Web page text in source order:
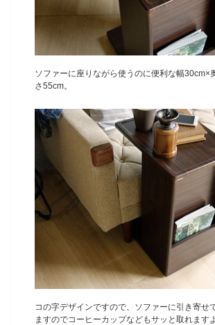
ソファーに座りながら使うのに便利な幅30cm×
さ55cm。
コの字デザインですので、ソファーに引き寄せ
ますのでコーヒーカップなどもサッと取れますよ